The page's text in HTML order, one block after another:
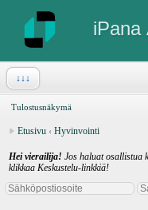
iPana
↓↓↓
Tulostusnäkymä
Etusivu ‹ Hyvinvointi
Hei vierailija! Jos haluat osallistua
klikkaa Keskustelu-linkkiä!